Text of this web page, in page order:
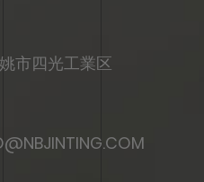
市四光工業区